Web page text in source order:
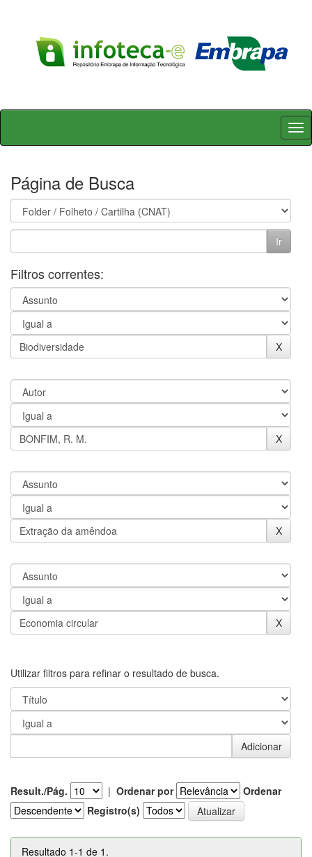
Skip
Página de Busca
Filtros correntes:
Utilizar filtros para refinar o resultado de busca.
Result./Pág. | Ordenar por
Ordenar
Registro(s)
Resultado 1-1 de 1.